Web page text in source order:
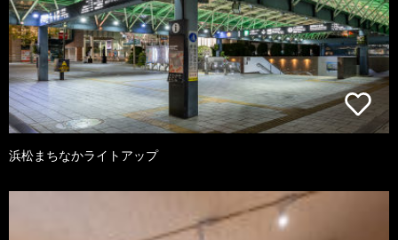
浜松まちなかライトアップ